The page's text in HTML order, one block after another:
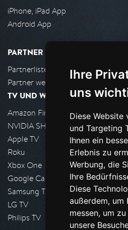
Ihre
uns
Diese Website
und Targeting
Ihnen ein
Erlebnis zu
Werbung, die
Ihre
Diese
außerdem, um
messen, um
unsere
iPhone, iPad App
Android App
PARTNER
Partnerliste
Partner werden
TV UND WOHNZIMMER
Amazon FireTV
NVIDIA SHIELD, Google TV
Apple TV
Roku
Xbox One
Google Cast
Samsung TV
LG TV
Philips TV